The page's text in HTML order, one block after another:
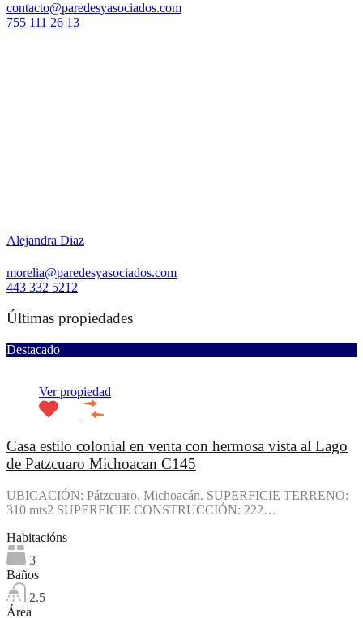
contacto@paredesyasociados.com
755 111 26 13
Alejandra Diaz
morelia@paredesyasociados.com
443 332 5212
Últimas propiedades
Destacado
Ver propiedad
Casa estilo colonial en venta con hermosa vista al Lago
de Patzcuaro Michoacan C145
UBICACIÓN: Pátzcuaro, Michoacán. SUPERFICIE TERRENO:
310 mts2 SUPERFICIE CONSTRUCCIÓN: 222…
Habitacións
3
Baños
2.5
Área